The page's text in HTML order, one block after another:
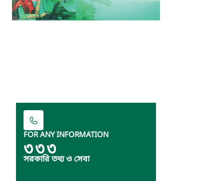
FOR ANY INFORMATION
৩৩৩
সরকারি তথ্য ও সেবা